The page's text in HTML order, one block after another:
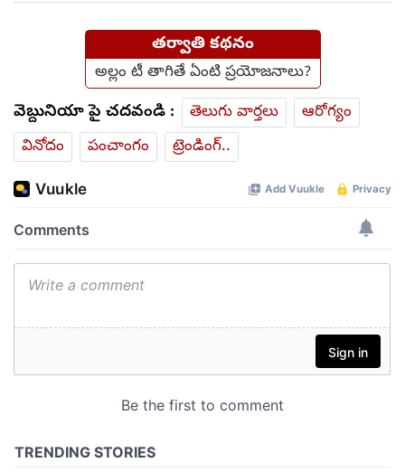
తర్వాతి కథనం
అల్లం టీ తాగితే ఏంటి ప్రయోజనాలు?
వెబ్దునియా పై చదవండి : తెలుగు వార్తలు
ఆరోగ్యం
వినోదం
పంచాంగం ట్రెండింగ్..